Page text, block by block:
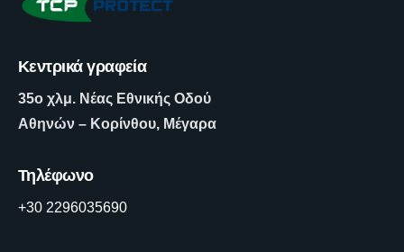
Κεντρικά γραφεία
35ο χλμ. Νέας Εθνικής Οδού
Αθηνών – Κορίνθου, Μέγαρα
Τηλέφωνο
+30 2296035690